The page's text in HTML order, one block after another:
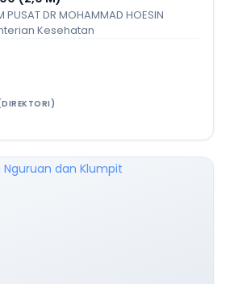
PUSAT DR MOHAMMAD HOESIN
Kesehatan